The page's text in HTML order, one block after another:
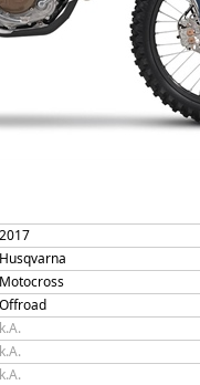
2017
Husqvarna
Motocross
Offroad
k.A.
k.A.
k.A.